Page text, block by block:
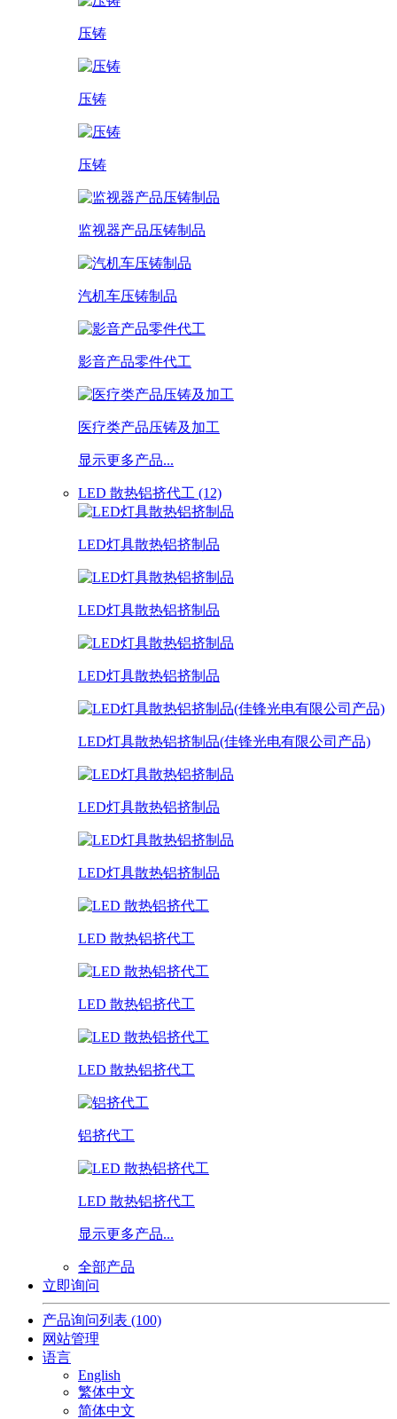
压铸
压铸
压铸
监视器产品压铸制品
汽机车压铸制品
影音产品零件代工
医疗类产品压铸及加工
显示更多产品...
LED 散热铝挤代工 (12)
LED灯具散热铝挤制品
LED灯具散热铝挤制品
LED灯具散热铝挤制品
LED灯具散热铝挤制品(佳锋光电有限公司产品)
LED灯具散热铝挤制品
LED灯具散热铝挤制品
LED 散热铝挤代工
LED 散热铝挤代工
LED 散热铝挤代工
铝挤代工
LED 散热铝挤代工
显示更多产品...
全部产品
立即询问
产品询问列表 (100)
网站管理
语言
English
繁体中文
简体中文